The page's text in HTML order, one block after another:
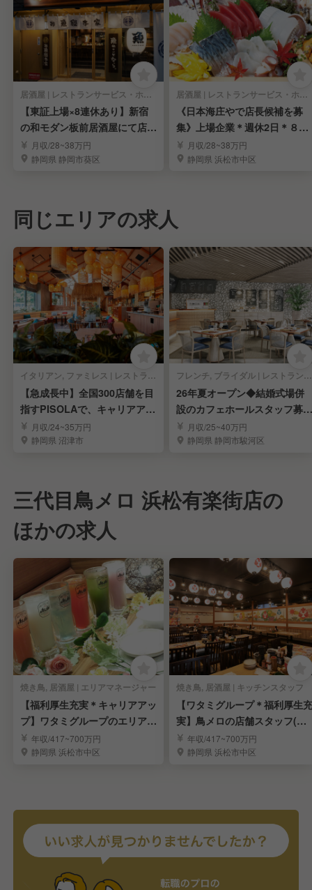
居酒屋 | レストランサービス・ホールスタッフ
【東証上場×8連休あり】新宿
の和モダン板前居酒屋にて店舗
スタッフ募集
月収/28~38万円
静岡県 静岡市葵区
居酒屋 | レストランサービス・ホールスタッフ
《日本海庄やで店長候補を募
集》上場企業＊週休2日＊８連
休あり＊福利厚生充実
月収/28~38万円
静岡県 浜松市中区
同じエリアの求人
イタリアン, ファミレス | レストランサービス・ホールスタッフ
【急成長中】全国300店舗を目
指すPISOLAで、キャリアアッ
プを目指す！
月収/24~35万円
静岡県 沼津市
フレンチ, ブライダル | レストランサービス・ホールスタッフ
26年夏オープン◆結婚式場併
設のカフェホールスタッフ募
集！◆福利厚生充実
月収/25~40万円
静岡県 静岡市駿河区
三代目鳥メロ 浜松有楽街店の
ほかの求人
焼き鳥, 居酒屋 | エリアマネージャー
【福利厚生充実＊キャリアアッ
プ】ワタミグループのエリアM
GR候補を募集！
年収/417~700万円
静岡県 浜松市中区
焼き鳥, 居酒屋 | キッチンスタッフ
【ワタミグループ＊福利厚生充
実】鳥メロの店舗スタッフ(未
来の店長)を募集！
年収/417~700万円
静岡県 浜松市中区